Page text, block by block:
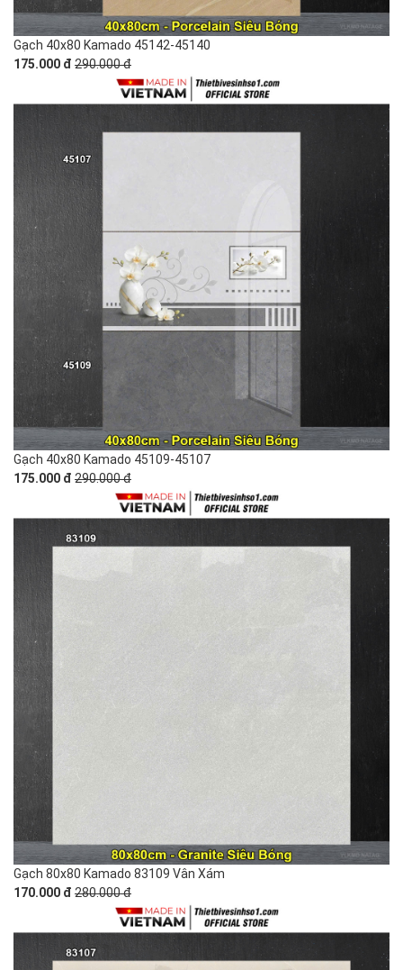
Gạch 40x80 Kamado 45142-45140
175.000 đ 290.000 đ
Gạch 40x80 Kamado 45109-45107
175.000 đ 290.000 đ
Gạch 80x80 Kamado 83109 Vân Xám
170.000 đ 280.000 đ